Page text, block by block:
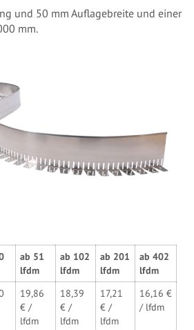
und 50 mm Auflagebreite und einer
mm.
ab 51
lfdm
ab 102
lfdm
ab 201
lfdm
ab 402
lfdm
19,86
€ /
lfdm
18,39
€ /
lfdm
17,21
€ /
lfdm
16,16 €
/ lfdm